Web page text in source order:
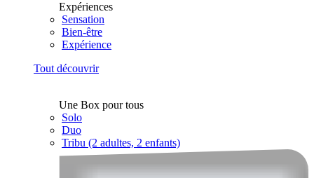
Expériences
Sensation
Bien-être
Expérience
Tout découvrir
Une Box pour tous
Solo
Duo
Tribu (2 adultes, 2 enfants)